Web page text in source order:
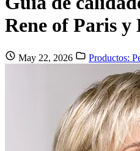
Rene of Paris
May 22, 2026 Productos: